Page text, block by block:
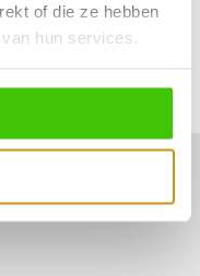
of die ze hebben
hun services.